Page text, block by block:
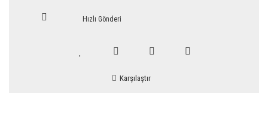
Hızlı Gönderi
Karşılaştır